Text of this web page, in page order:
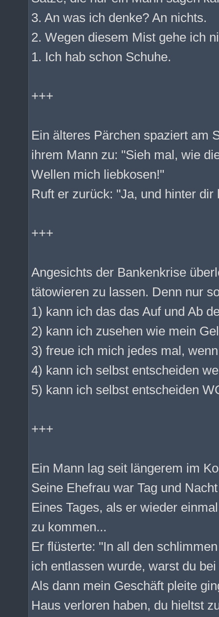
3. An was ich denke? An nichts.
2. Wegen diesem Mist gehe ich
1. Ich hab schon Schuhe.
+++
Ein älteres Pärchen spaziert am
ihrem Mann zu: "Sieh mal, wie
Wellen mich liebkosen!"
Ruft er zurück: "Ja, und hinter dir
+++
Angesichts der Bankenkrise
tätowieren zu lassen. Denn nur
1) kann ich das das Auf und Ab
2) kann ich zusehen wie mein
3) freue ich mich jedes mal,
4) kann ich selbst entscheiden
5) kann ich selbst entscheiden
+++
Ein Mann lag seit längerem im
Seine Ehefrau war Tag und
Eines Tages, als er wieder
zu kommen...
Er flüsterte: "In all den
ich entlassen wurde, warst du
Als dann mein Geschäft pleite
Haus verloren haben, du hieltst